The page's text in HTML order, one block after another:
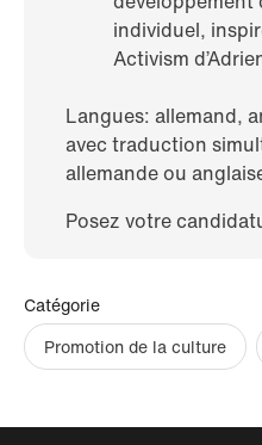
individuel,
Activism
Langues: allemand,
avec traduction
allemande ou
Posez votre
Catégorie
Promotion de la culture